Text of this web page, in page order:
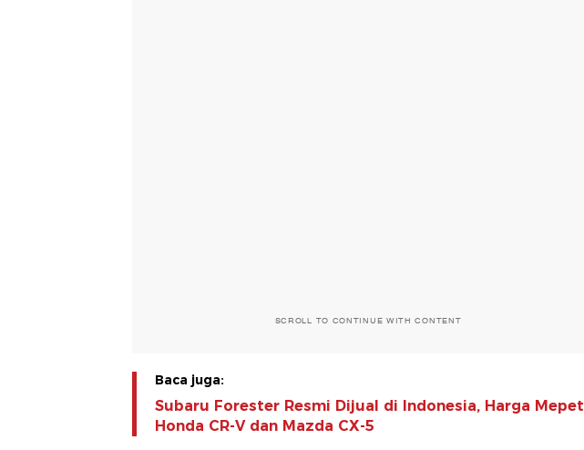
SCROLL TO CONTINUE WITH CONTENT
Baca juga:
Subaru Forester Resmi Dijual di Indonesia, Harga Mepet
Honda CR-V dan Mazda CX-5